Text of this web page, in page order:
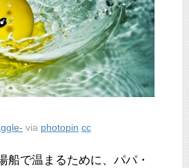
via photopin cc
船で温まるために、パパ・